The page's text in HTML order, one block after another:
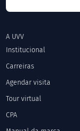
A UVV
Institucional
Carreiras
Agendar visita
Tour virtual
CPA